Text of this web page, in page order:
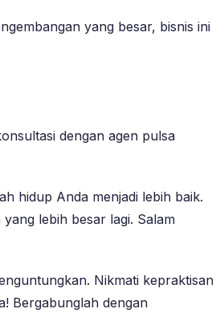
yang besar, bisnis ini
dengan agen pulsa
hidup Anda menjadi lebih baik.
lebih besar lagi. Salam
Nikmati kepraktisan
Bergabunglah dengan